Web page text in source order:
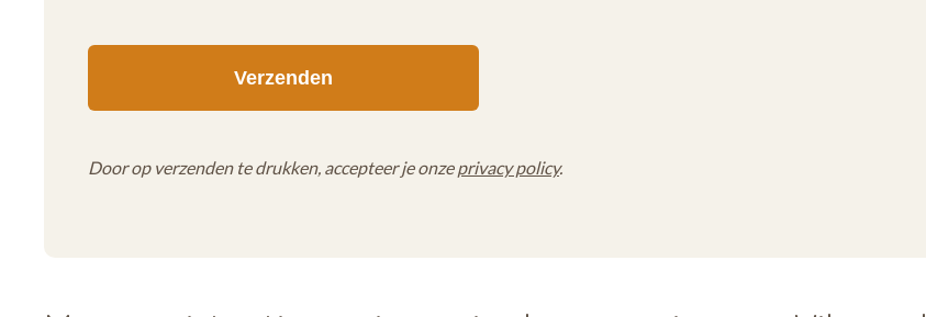
Door op verzenden te drukken, accepteer je onzeprivacy policy.